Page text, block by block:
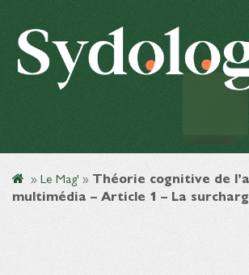
» Le Mag' » Théorie cognitive de
multimédia – Article 1 – La